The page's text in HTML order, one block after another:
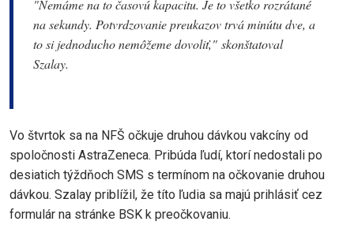
"Nemáme na to časovú kapacitu. Je to všetko rozrátané
na sekundy. Potvrdzovanie preukazov trvá minútu dve, a
to si jednoducho nemôžeme dovoliť," skonštatoval
Szalay.
Vo štvrtok sa na NFŠ očkuje druhou dávkou vakcíny od
spoločnosti AstraZeneca. Pribúda ľudí, ktorí nedostali po
desiatich týždňoch SMS s termínom na očkovanie druhou
dávkou. Szalay priblížil, že títo ľudia sa majú prihlásiť cez
formulár na stránke BSK k preočkovaniu.